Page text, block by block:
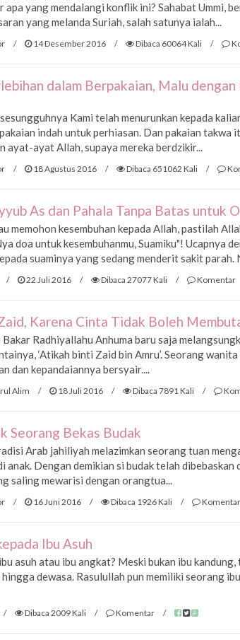
apa yang mendalangi konflik ini? Sahabat Ummi,
yang melanda Suriah, salah satunya ialah...
/ 14 Desember 2016 / Dibaca 60064 Kali /
dalam Berpakaian, Malu
sesungguhnya Kami telah menurunkan kepada
indah untuk perhiasan. Dan pakaian takwa
ayat-ayat Allah, supaya mereka berdzikir...
/ 18 Agustus 2016 / Dibaca 651062 Kali /
As dan Pahala Tanpa Batas untuk
memohon kesembuhan kepada Allah, pastilah
doa untuk kesembuhanmu, Suamiku"! Ucapnya
suaminya yang sedang menderit sakit parah.
/ 22 Juli 2016 / Dibaca 27077 Kali / Komentar
Karena Cinta Tidak Boleh
Radhiyallahu Anhuma baru saja
‘Atikah binti Zaid bin Amru’. Seorang
dan kepandaiannya bersyair....
Alim / 18 Juli 2016 / Dibaca 7891 Kali /
Seorang Bekas Budak
Arab jahiliyah melazimkan seorang tuan
anak. Dengan demikian si budak telah dibebaskan
saling mewarisi dengan orangtua...
/ 16 Juni 2016 / Dibaca 1926 Kali / Komentar
Ibu Asuh
asuh atau ibu angkat? Meski bukan ibu
dewasa. Rasulullah pun memiliki seorang
/ Dibaca 2009 Kali / Komentar /